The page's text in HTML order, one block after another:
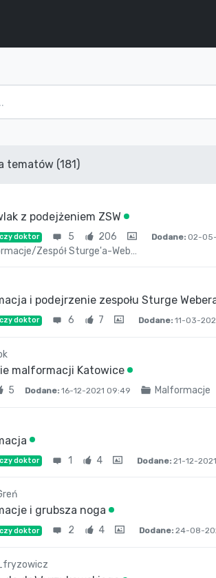
tematów (181)
z podejżeniem ZSW
doktor 5 206 Dodane: 02-
Zespół Sturge'a-Web…
i podejrzenie zespołu Sturge
doktor 6 7 Dodane: 11-03-
malformacji Katowice
5 Dodane:16-12-2021 09:49 Malformacje
doktor 1 4 Dodane: 21-12-
i grubsza noga
doktor 2 4 Dodane: 24-08-